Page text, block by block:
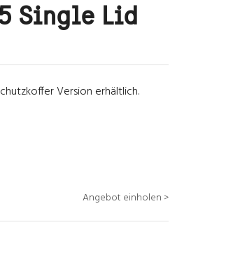
Single Lid
Version erhältlich.
Angebot einholen >